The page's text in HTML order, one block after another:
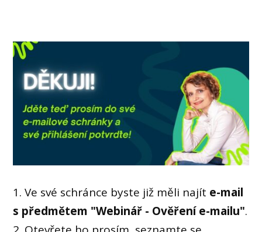
1. Ve své schránce byste již měli najít e-mail
s předmětem "Webinář - Ověření e-mailu".